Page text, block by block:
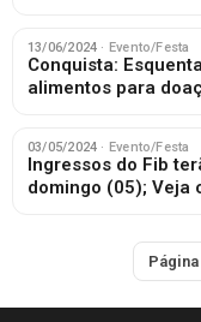
13/06/2024 · Evento/Festa
Conquista:
alimentos para
03/05/2024 · Evento/Festa
Ingressos do Fib
domingo (05); Veja